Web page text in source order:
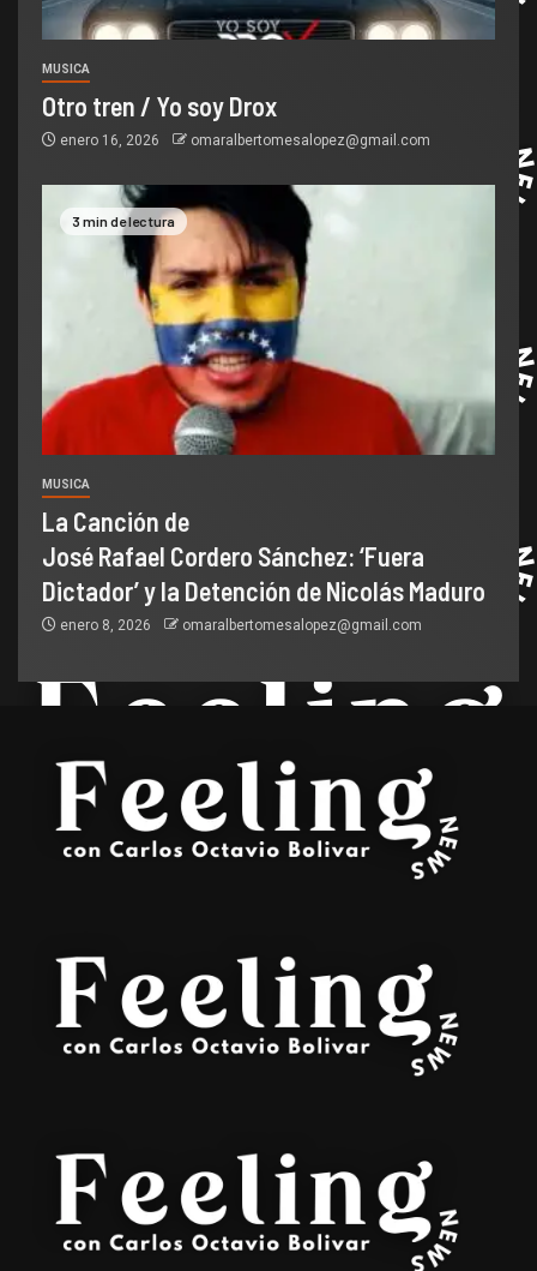
MUSICA
Otro tren / Yo soy Drox
enero 16, 2026 omaralbertomesalopez@gmail.com
3 min de lectura
MUSICA
La Canción de
José Rafael Cordero Sánchez: ‘Fuera
Dictador’ y la Detención de Nicolás Maduro
enero 8, 2026 omaralbertomesalopez@gmail.com